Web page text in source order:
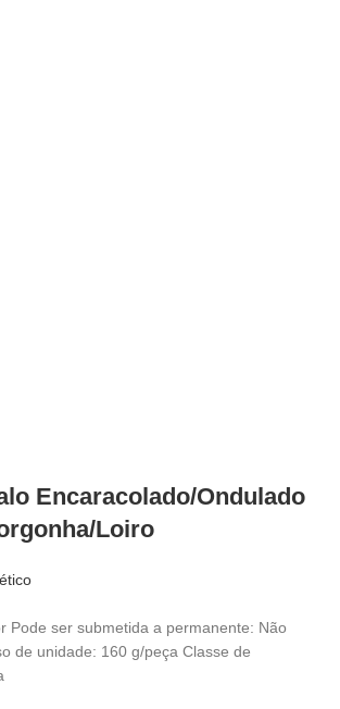
Encaracolado/Ondulado
Loiro
Pode ser submetida a permanente: Não
de unidade: 160 g/peça Classe de